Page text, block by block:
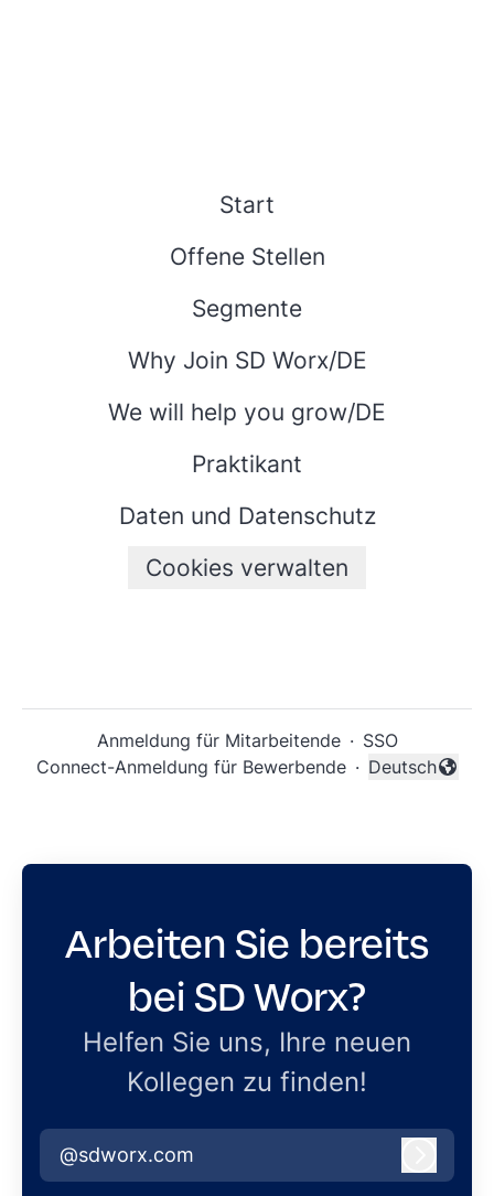
Start
Offene Stellen
Segmente
Why Join SD Worx/DE
We will help you grow/DE
Praktikant
Daten und Datenschutz
Cookies verwalten
Anmeldung für Mitarbeitende · SSO
Connect-Anmeldung für Bewerbende ·
Sprache
Deutsch
Arbeiten Sie bereits
bei SD Worx?
Helfen Sie uns, Ihre neuen
Kollegen zu finden!
@sdworx.com